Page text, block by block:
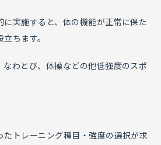
実施すると、体の機能が正常に保た
ちます。
わとび、体操などの他低強度のスポ
たトレーニング種目・強度の選択が求